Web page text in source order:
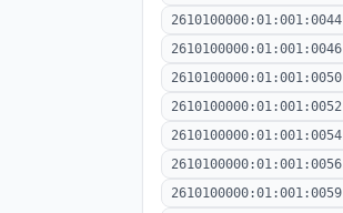
2610100000:01:001:0044
2610100000:01:001:0046
2610100000:01:001:0050
2610100000:01:001:0052
2610100000:01:001:0054
2610100000:01:001:0056
2610100000:01:001:0059